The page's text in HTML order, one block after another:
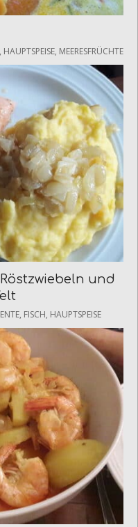
, HAUPTSPEISE, MEERESFRÜCHTE
und
, FISCH, HAUPTSPEISE